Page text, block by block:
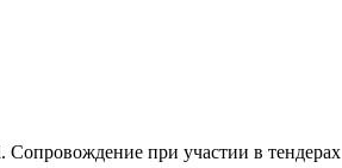
Сопровождение при участии в тендерах